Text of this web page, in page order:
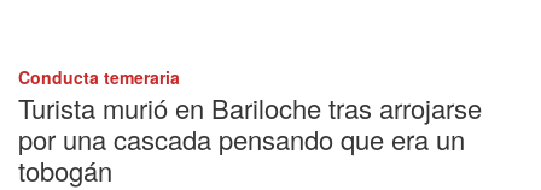
Conducta temeraria
Turista murió en Bariloche tras arrojarse
por una cascada pensando que era un
tobogán